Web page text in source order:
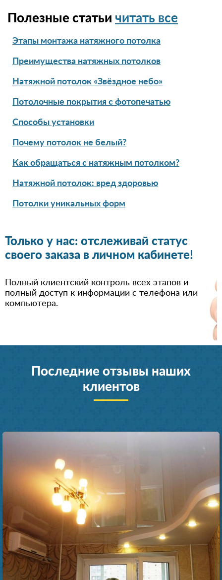
Полезные статьи читать все
Этапы монтажа натяжного потолка
Преимущества натяжных потолков
Натяжной потолок «Звёздное небо»
Потолочные покрытия с фотопечатью
Способы установки
Почему потолок не белый?
Как обращаться с натяжным потолком?
Натяжной потолок: вред здоровью
Потолки уникальных форм
Только у нас: отслеживай статус
своего заказа в личном кабинете!
Полный клиентский контроль всех этапов и
полный доступ к информации с телефона или
компьютера.
Последние отзывы наших
клиентов